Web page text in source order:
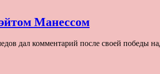
Манессом
дал комментарий после своей победы